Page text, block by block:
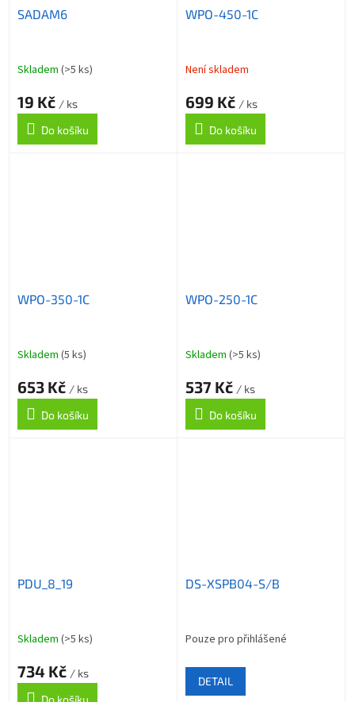
SADAM6
Skladem (>5 ks)
19 Kč / ks
Do košíku
WPO-450-1C
Není skladem
699 Kč / ks
Do košíku
WPO-350-1C
Skladem (5 ks)
653 Kč / ks
Do košíku
WPO-250-1C
Skladem (>5 ks)
537 Kč / ks
Do košíku
PDU_8_19
Skladem (>5 ks)
734 Kč / ks
DS-XSPB04-S/B
Pouze pro přihlášené
DETAIL